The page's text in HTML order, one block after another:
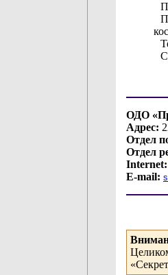
ОДО
Адрес:
Отдел
Отдел
Internet:
E-mail: